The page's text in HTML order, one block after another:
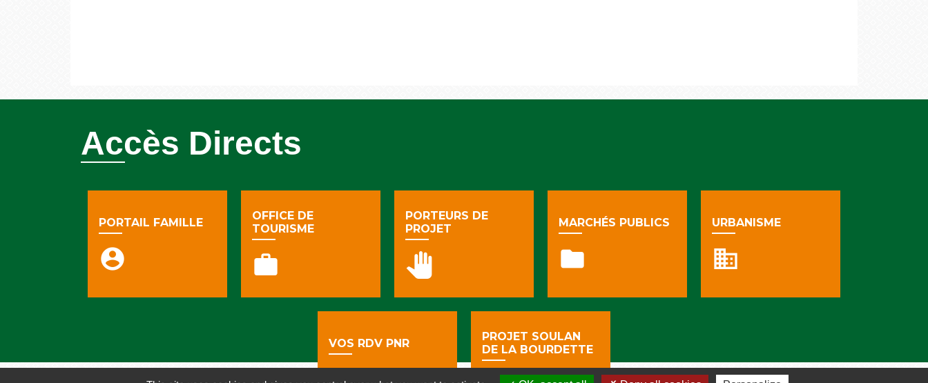
Accès Directs
PORTAIL FAMILLE
account_circle
OFFICE DE
TOURISME
work
PORTEURS DE
PROJET
pan_tool
MARCHÉS PUBLICS
folder
URBANISME
business
VOS RDV PNR
PROJET SOULAN
DE LA BOURDETTE